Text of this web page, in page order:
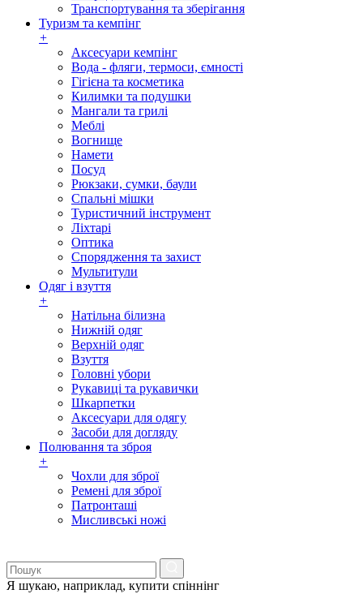
Транспортування та зберігання
Туризм та кемпінг
+
Аксесуари кемпінг
Вода - фляги, термоси, ємності
Гігієна та косметика
Килимки та подушки
Мангали та грилі
Меблі
Вогнище
Намети
Посуд
Рюкзаки, сумки, баули
Спальні мішки
Туристичний інструмент
Ліхтарі
Оптика
Спорядження та захист
Мультитули
Одяг і взуття
+
Натільна білизна
Нижній одяг
Верхній одяг
Взуття
Головні убори
Рукавиці та рукавички
Шкарпетки
Аксесуари для одягу
Засоби для догляду
Полювання та зброя
+
Чохли для зброї
Ремені для зброї
Патронташі
Мисливські ножі
Я шукаю, наприклад, купити спіннінг